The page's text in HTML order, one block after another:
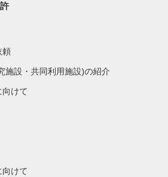
頼
施設・共同利用施設)の紹介
けて
けて